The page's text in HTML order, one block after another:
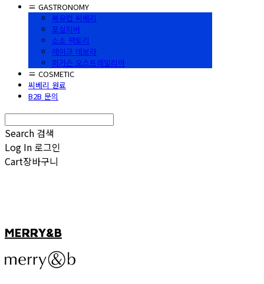
≡ GASTRONOMY
북유럽 씨베리
포실리버
소소 팩토리
레이크 데보라
퍼거슨 오스트레일리아
≡ COSMETIC
씨베리 원료
B2B 문의
Search 검색
Log In 로그인
Cart장바구니
MERRY&B